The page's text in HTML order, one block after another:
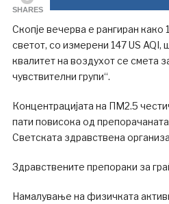
SHARES
Скопје вечерва е рангиран како
светот, со измерени 147 US
квалитет на воздухот се смета
чувствителни групи“.
Концентрацијата на ПМ2.5
пати повисока од
Светската здравствена
Здравствените препораки за
Намалување на физичката